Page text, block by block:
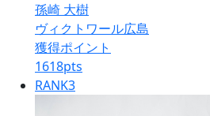
孫崎 大樹
ヴィクトワール広島
獲得ポイント
1618pts
RANK3